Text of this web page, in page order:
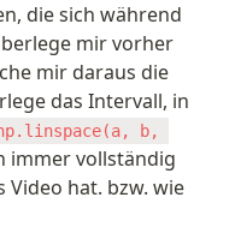
die sich während
mir vorher
mir daraus die
das Intervall, in
b,
immer vollständig
Video hat. bzw. wie